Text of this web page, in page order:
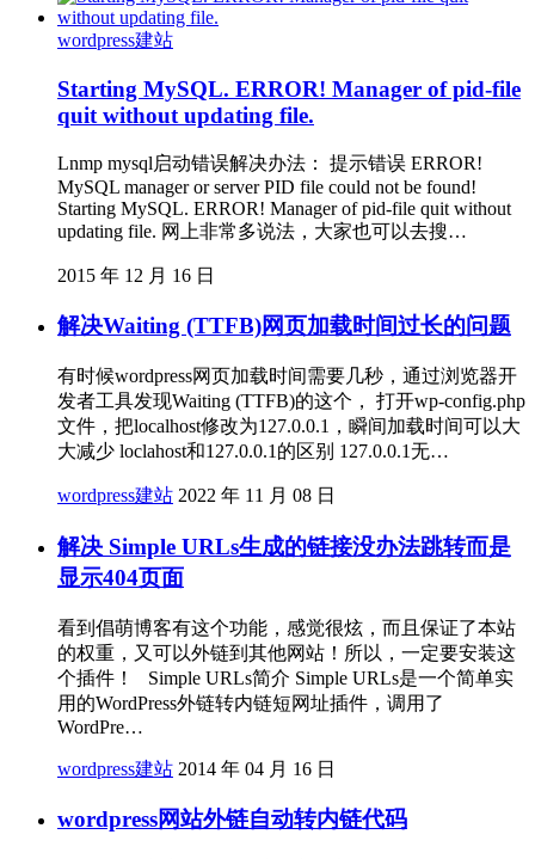
wordpress建站
Starting MySQL. ERROR! Manager of pid-file
quit without updating file.
Lnmp mysql启动错误解决办法： 提示错误 ERROR!
MySQL manager or server PID file could not be found!
Starting MySQL. ERROR! Manager of pid-file quit without
updating file. 网上非常多说法，大家也可以去搜…
2015 年 12 月 16 日
解决Waiting (TTFB)网页加载时间过长的问题
有时候wordpress网页加载时间需要几秒，通过浏览器开
发者工具发现Waiting (TTFB)的这个， 打开wp-config.php
文件，把localhost修改为127.0.0.1，瞬间加载时间可以大
大减少 loclahost和127.0.0.1的区别 127.0.0.1无…
wordpress建站 2022 年 11 月 08 日
解决 Simple URLs生成的链接没办法跳转而是
显示404页面
看到倡萌博客有这个功能，感觉很炫，而且保证了本站
的权重，又可以外链到其他网站！所以，一定要安装这
个插件！ Simple URLs简介 Simple URLs是一个简单实
用的WordPress外链转内链短网址插件，调用了
WordPre…
wordpress建站 2014 年 04 月 16 日
wordpress网站外链自动转内链代码